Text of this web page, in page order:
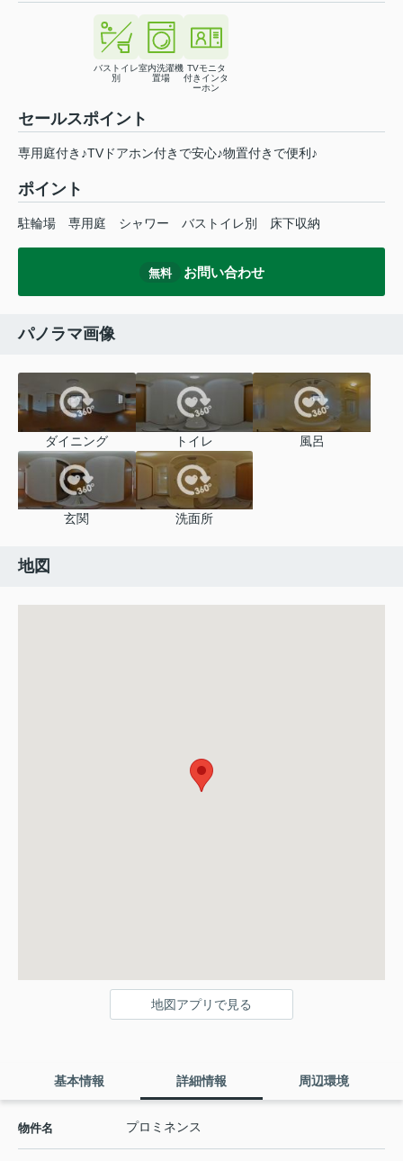
バストイレ
別
室内洗濯機
置場
TVモニタ
付きインタ
ーホン
セールスポイント
専用庭付き♪TVドアホン付きで安心♪物置付きで便利♪
ポイント
駐輪場 専用庭 シャワー バストイレ別 床下収納
無料 お問い合わせ
パノラマ画像
ダイニング トイレ 風呂
玄関 洗面所
地図
地図アプリで見る
基本情報 詳細情報 周辺環境
物件名 プロミネンス